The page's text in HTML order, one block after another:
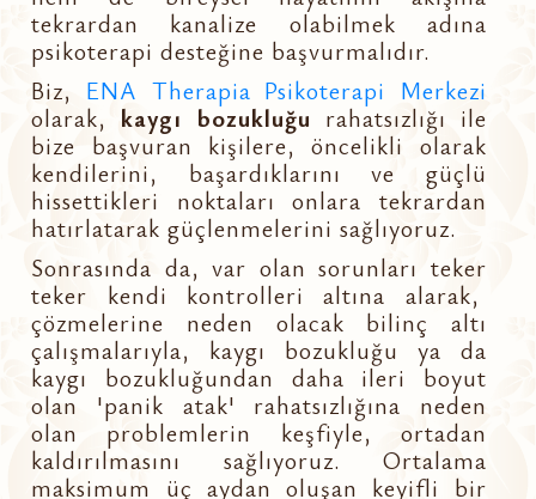
tekrardan kanalize olabilmek adına
psikoterapi desteğine başvurmalıdır.
Biz, ENA Therapia Psikoterapi Merkezi
olarak, kaygı bozukluğu rahatsızlığı ile
bize başvuran kişilere, öncelikli olarak
kendilerini, başardıklarını ve güçlü
hissettikleri noktaları onlara tekrardan
hatırlatarak güçlenmelerini sağlıyoruz.
Sonrasında da, var olan sorunları teker
teker kendi kontrolleri altına alarak,
çözmelerine neden olacak bilinç altı
çalışmalarıyla, kaygı bozukluğu ya da
kaygı bozukluğundan daha ileri boyut
olan 'panik atak' rahatsızlığına neden
olan problemlerin keşfiyle, ortadan
kaldırılmasını sağlıyoruz. Ortalama
maksimum üç aydan oluşan keyifli bir